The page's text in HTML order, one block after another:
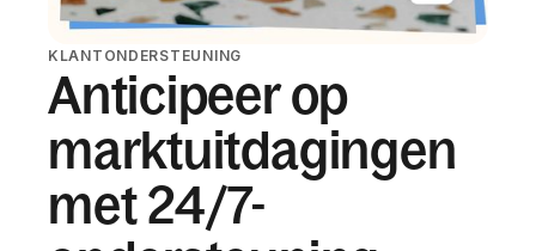
KLANTONDERSTEUNING
Anticipeer op
marktuitdagingen
met 24/7-